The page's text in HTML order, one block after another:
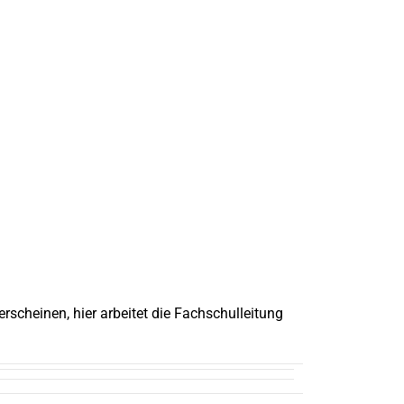
hier arbeitet die Fachschulleitung